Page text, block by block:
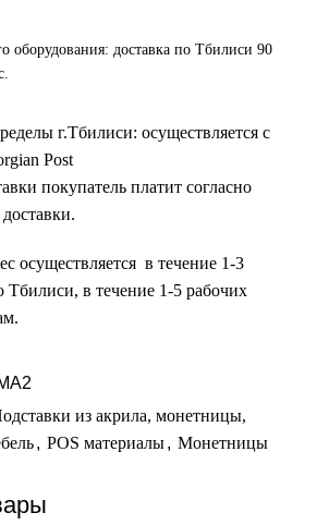
оборудования: доставка по Тбилиси 90
г.Тбилиси: осуществляется с
Post
покупатель платит согласно
осуществляется в течение 1-3
Тбилиси, в течение 1-5 рабочих
из акрила, монетницы,
, POS материалы, Монетницы